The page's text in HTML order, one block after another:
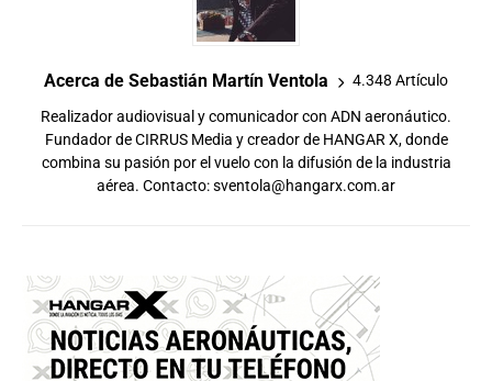
Acerca de Sebastián Martín Ventola 4.348 Artículo
Realizador audiovisual y comunicador con ADN aeronáutico.
Fundador de CIRRUS Media y creador de HANGAR X, donde
combina su pasión por el vuelo con la difusión de la industria
aérea. Contacto:sventola@hangarx.com.ar